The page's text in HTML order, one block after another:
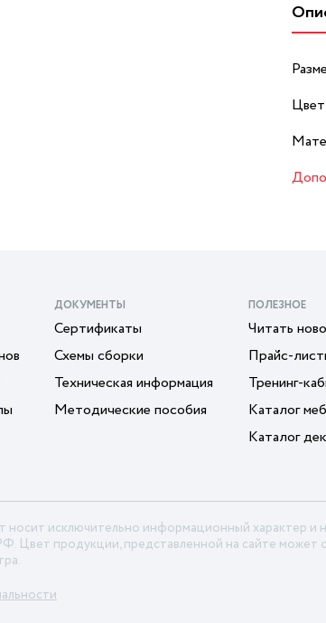
ДОКУМЕНТЫ
Сертификаты
Схемы сборки
Техническая информация
Методические пособия
ПОЛЕЗНОЕ
Читать
Прайс-
Тренинг-
Каталог
Каталог
носит исключительно информационный характер
Цвет продукции, представленной на сайте может